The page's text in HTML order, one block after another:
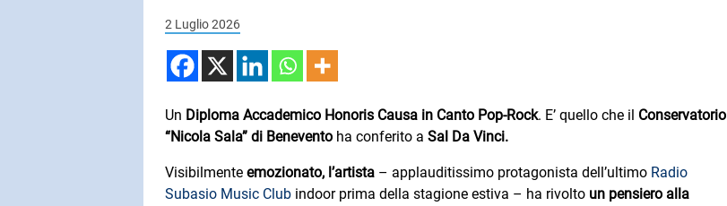
2 Luglio 2026
Un Diploma Accademico Honoris Causa in Canto Pop-Rock. E’ quello che il Conservatorio
“Nicola Sala” di Benevento ha conferito a Sal Da Vinci.
Visibilmente emozionato, l’artista – applauditissimo protagonista dell’ultimo Radio
Subasio Music Club indoor prima della stagione estiva – ha rivolto un pensiero alla